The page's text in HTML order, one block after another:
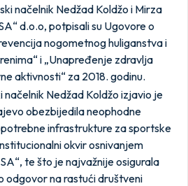
načelnik Nedžad Koldžo i Mirza
d.o.o, potpisali su Ugovore o
nogometnog huliganstva i
i „Unapređenje zdravlja
aktivnosti“ za 2018. godinu.
Nedžad Koldžo izjavio je
obezbijedila neophodne
infrastrukture za sportske
okvir osnivanjem
te što je najvažnije osigurala
odgovor na rastući društveni